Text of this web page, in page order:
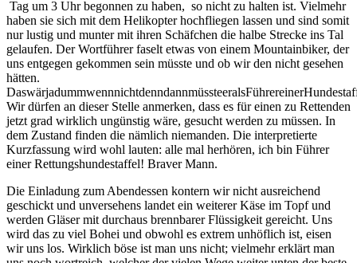
Tag um 3 Uhr begonnen zu haben, so nicht zu halten ist. Vielmehr
haben sie sich mit dem Helikopter hochfliegen lassen und sind somit
nur lustig und munter mit ihren Schäfchen die halbe Strecke ins Tal
gelaufen. Der Wortführer faselt etwas von einem Mountainbiker, der
uns entgegen gekommen sein müsste und ob wir den nicht gesehen
hätten.
Wir dürfen an dieser Stelle anmerken, dass es für einen zu Rettenden
jetzt grad wirklich ungünstig wäre, gesucht werden zu müssen. In
dem Zustand finden die nämlich niemanden. Die interpretierte
Kurzfassung wird wohl lauten: alle mal herhören, ich bin Führer
einer Rettungshundestaffel! Braver Mann.
Die Einladung zum Abendessen kontern wir nicht ausreichend
geschickt und unversehens landet ein weiterer Käse im Topf und
werden Gläser mit durchaus brennbarer Flüssigkeit gereicht. Uns
wird das zu viel Bohei und obwohl es extrem unhöflich ist, eisen
wir uns los. Wirklich böse ist man uns nicht; vielmehr erklärt man